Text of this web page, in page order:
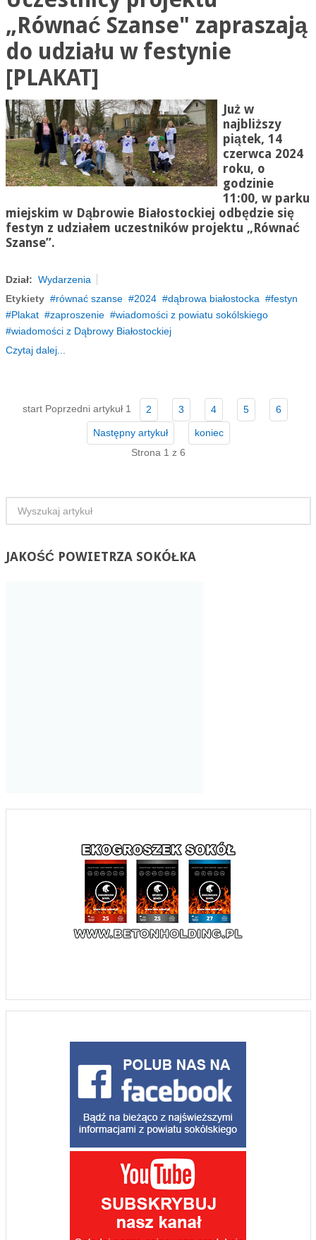
„Równać Szanse" zapraszają
do udziału w festynie
[PLAKAT]
Już w
najbliższy
piątek, 14
czerwca 2024
roku, o
godzinie
11:00, w parku
miejskim w Dąbrowie Białostockiej odbędzie się
festyn z udziałem uczestników projektu „Równać
Szanse”.
Dział: Wydarzenia
Etykiety
równać szanse 2024 dąbrowa białostocka
festyn
Plakat
zaproszenie
wiadomości z powiatu sokólskiego
wiadomości z Dąbrowy Białostockiej
Czytaj dalej...
start Poprzedni artykuł 1 2 3 4 5 6
Następny artykuł
koniec
Strona 1 z 6
JAKOŚĆPOWIETRZA SOKÓŁKA